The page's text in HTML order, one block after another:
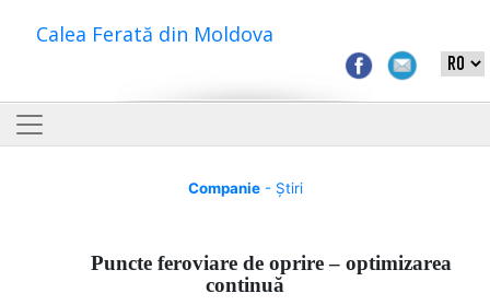
Calea Ferată din Moldova
Companie- Știri
Puncte feroviare de oprire – optimizarea
continuă